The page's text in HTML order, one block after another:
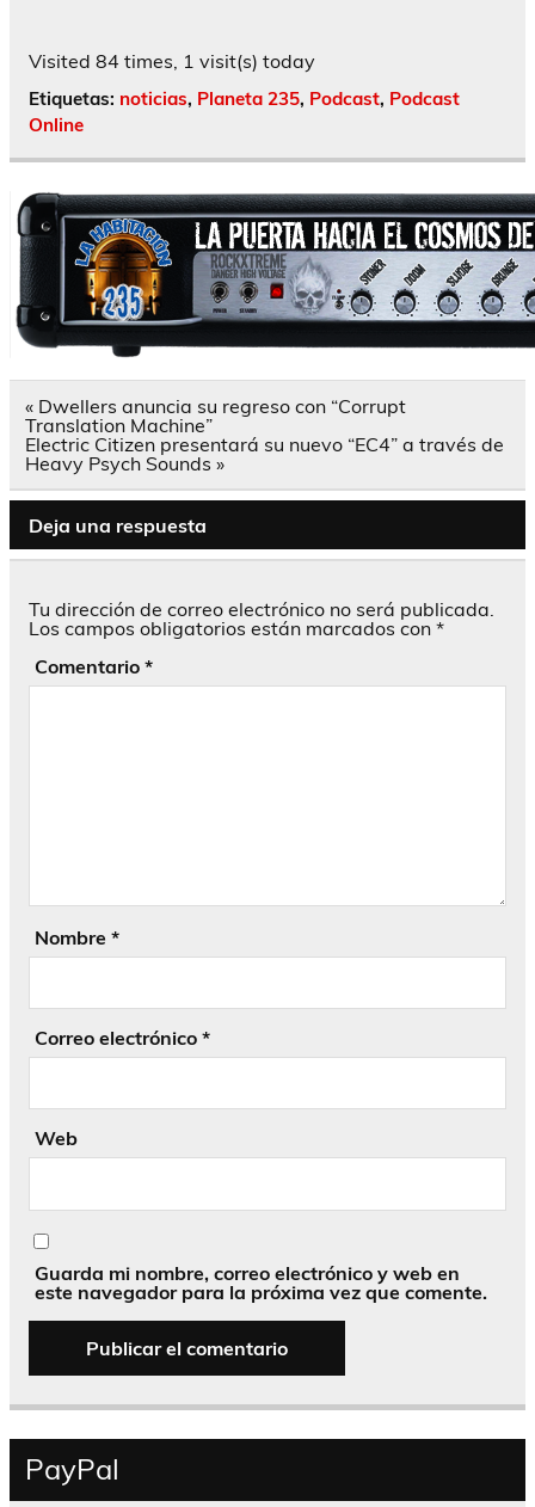
Visited 84 times, 1 visit(s) today
Etiquetas: noticias, Planeta 235, Podcast, Podcast
Online
Navegación
de
entradas
« Dwellers anuncia su regreso con “Corrupt
Translation Machine”
Electric Citizen presentará su nuevo “EC4” a través de
Heavy Psych Sounds »
Deja una respuesta
Tu dirección de correo electrónico no será publicada.
Los campos obligatorios están marcados con *
Comentario *
Nombre *
Correo electrónico *
Web
Guarda mi nombre, correo electrónico y web en
este navegador para la próxima vez que comente.
PayPal